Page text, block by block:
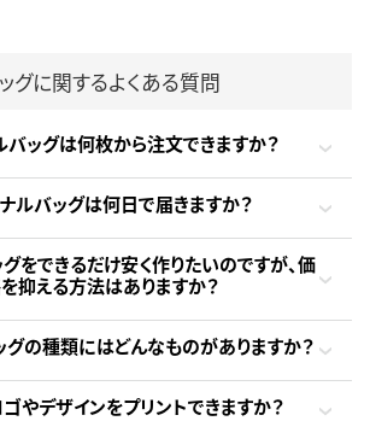
グに関するよくある質問
バッグは何枚から注文できますか？
ルバッグは何日で届きますか？
をできるだけ安く作りたいのですが、価
抑える方法はありますか？
グの種類にはどんなものがありますか？
やデザインをプリントできますか？